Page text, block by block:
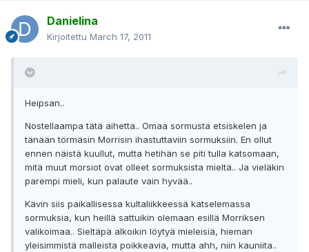
Danielina
Kirjoitettu March 17, 2011
Heipsan..
Nostellaampa tätä aihetta.. Omaa sormusta etsiskelen ja
tänään törmäsin Morrisin ihastuttaviin sormuksiin. En ollut
ennen näistä kuullut, mutta hetihän se piti tulla katsomaan,
mitä muut morsiot ovat olleet sormuksista mieltä.. Ja vieläkin
parempi mieli, kun palaute vain hyvää..
Kävin siis paikallisessa kultaliikkeessä katselemassa
sormuksia, kun heillä sattuikin olemaan esillä Morriksen
valikoimaa.. Sieltäpä alkoikin löytyä mieleisiä, hieman
yleisimmistä malleista poikkeavia, mutta ahh, niin kauniita..